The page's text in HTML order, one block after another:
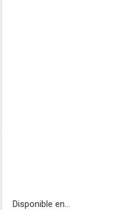
Disponible en...